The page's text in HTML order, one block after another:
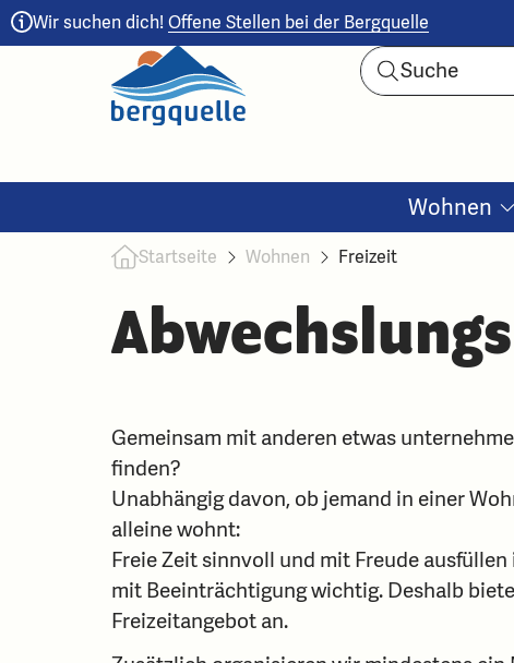
Wir suchen dich!Offene Stellen bei der Bergquelle
Wohnen
Startseite Wohnen Freizeit
Gemeinsam mit anderen etwas
finden?
Unabhängig davon, ob jemand in einer
alleine wohnt:
Freie Zeit sinnvoll und mit Freude
mit Beeinträchtigung wichtig. Deshalb
Freizeitangebot an.